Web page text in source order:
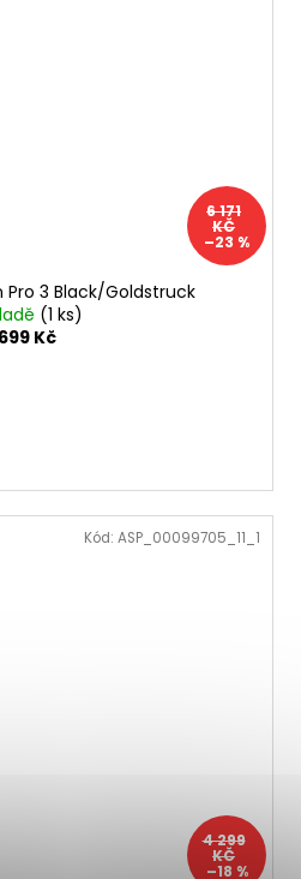
6 171
KČ
–23 %
Pro 3 Black/Goldstruck
(1 ks)
Kč
4 299
KČ
–18 %
Kód: ASP_00099705_11_1